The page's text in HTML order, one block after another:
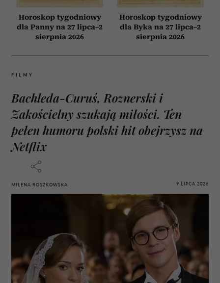
Horoskop tygodniowy
dla Panny na 27 lipca–2
sierpnia 2026
Horoskop tygodniowy
dla Byka na 27 lipca–2
sierpnia 2026
FILMY
Bachleda-Curuś, Roznerski i
Zakościelny szukają miłości. Ten
pełen humoru polski hit obejrzysz na
Netflix
MILENA ROSZKOWSKA 9 LIPCA 2026